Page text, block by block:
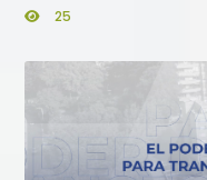
25